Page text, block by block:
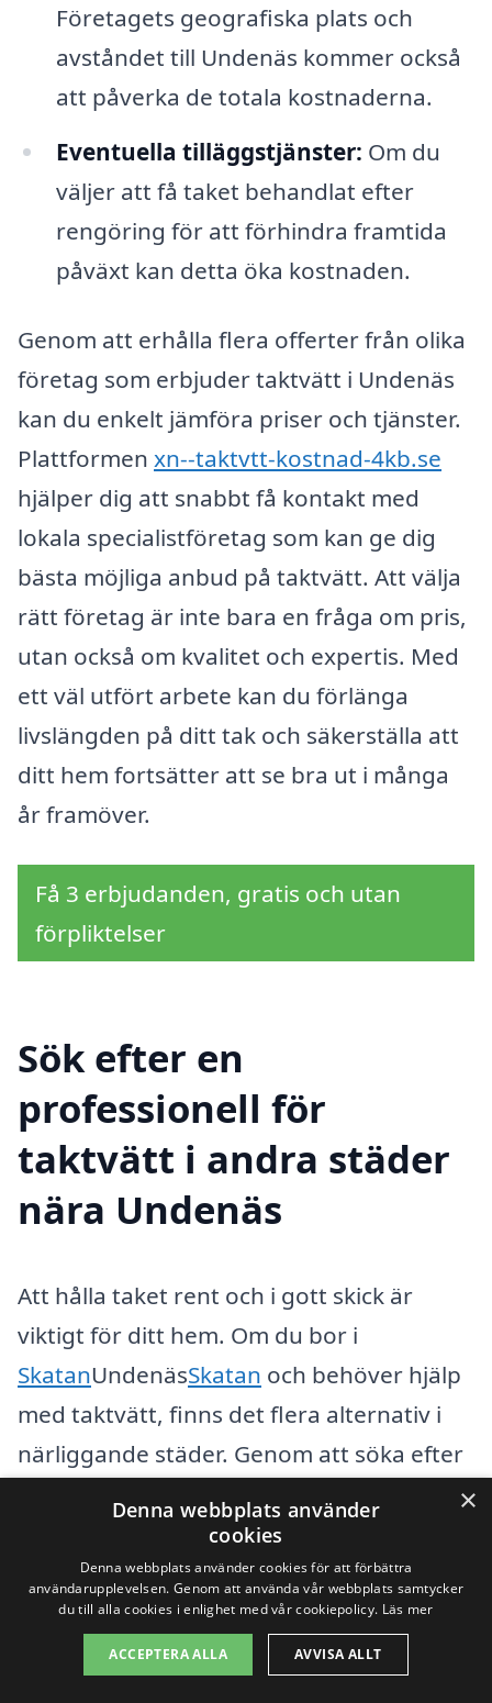
Företagets geografiska plats och
avståndet till Undenäs kommer också
att påverka de totala kostnaderna.
Eventuella tilläggstjänster: Om du
väljer att få taket behandlat efter
rengöring för att förhindra framtida
påväxt kan detta öka kostnaden.
Genom att erhålla flera offerter från olika
företag som erbjuder taktvätt i Undenäs
kan du enkelt jämföra priser och tjänster.
Plattformen xn--taktvtt-kostnad-4kb.se
hjälper dig att snabbt få kontakt med
lokala specialistföretag som kan ge dig
bästa möjliga anbud på taktvätt. Att välja
rätt företag är inte bara en fråga om pris,
utan också om kvalitet och expertis. Med
ett väl utfört arbete kan du förlänga
livslängden på ditt tak och säkerställa att
ditt hem fortsätter att se bra ut i många
år framöver.
Få 3 erbjudanden, gratis och utan
förpliktelser
Sök efter en
professionell för
taktvätt i andra städer
nära Undenäs
Att hålla taket rent och i gott skick är
viktigt för ditt hem. Om du bor i
SkatanUndenäsSkatan och behöver hjälp
med taktvätt, finns det flera alternativ i
närliggande städer. Genom att söka efter
professionella tjänster i städer som
SkatanKarlsborgSkatan,
SkatanFalköpingSkatan,SkatanHjoSkatan
SkövdeSkatan
×
Denna webbplats använder
cookies
Denna webbplats använder cookies för att förbättra
användarupplevelsen. Genom att använda vår webbplats samtycker
du till alla cookies i enlighet med vår cookiepolicy. Läs mer
ACCEPTERA ALLA AVVISA ALLT